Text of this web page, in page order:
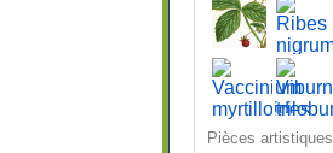
Pièces artistiques